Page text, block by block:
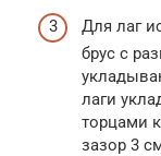
Для лаг
брус с
лаги
торцами
зазор 3